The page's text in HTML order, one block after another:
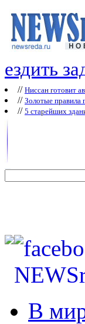
ездить
// Ниссан готовит
// Зoлoтые
// 5 старейших
В